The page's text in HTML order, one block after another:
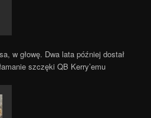
w głowę. Dwa lata później dostał
szczęki QB Kerry’emu